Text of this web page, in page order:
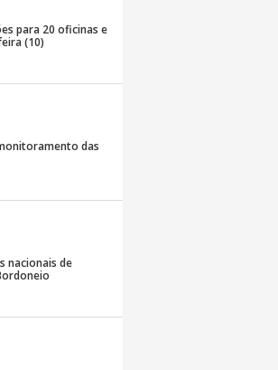
para 20 oficinas e
(10)
das
nacionais de